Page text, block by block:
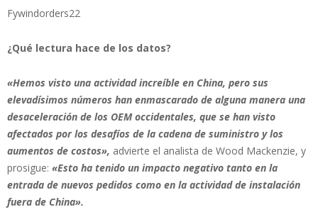
Fywindorders22
¿Qué lectura hace de los datos?
«Hemos visto una actividad increíble en China, pero sus
elevadísimos números han enmascarado de alguna manera una
desaceleración de los OEM occidentales, que se han visto
afectados por los desafíos de la cadena de suministro y los
aumentos de costos», advierte el analista de Wood Mackenzie, y
prosigue: «Esto ha tenido un impacto negativo tanto en la
entrada de nuevos pedidos como en la actividad de instalación
fuera de China».